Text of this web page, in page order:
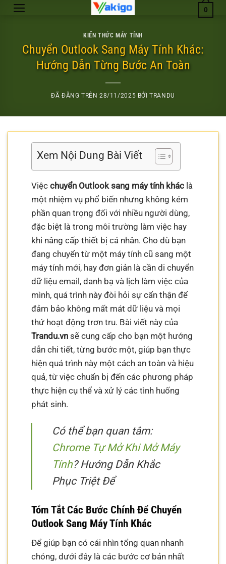
Chuyển
0
KIẾN THỨC MÁY TÍNH
Chuyển Outlook Sang Máy Tính Khác:
Hướng Dẫn Từng Bước An Toàn
ĐÃ ĐĂNG TRÊN28/11/2025 BỞITRANDU
Xem Nội Dung Bài Viết
Việcchuyển Outlook sang máy tính khác là
một nhiệm vụ phổ biến nhưng không kém
phần quan trọng đối với nhiều người dùng,
đặc biệt là trong môi trường làm việc hay
khi nâng cấp thiết bị cá nhân. Cho dù bạn
đang chuyển từ một máy tính cũ sang một
máy tính mới, hay đơn giản là cần di chuyển
dữ liệu email, danh bạ và lịch làm việc của
mình, quá trình này đòi hỏi sự cẩn thận để
đảm bảo không mất mát dữ liệu và mọi
thứ hoạt động trơn tru. Bài viết này của
Trandu.vn sẽ cung cấp cho bạn một hướng
dẫn chi tiết, từng bước một, giúp bạn thực
hiện quá trình này một cách an toàn và hiệu
quả, từ việc chuẩn bị đến các phương pháp
thực hiện cụ thể và xử lý các tình huống
phát sinh.
Có thể bạn quan tâm:
Chrome Tự Mở Khi Mở Máy
Tính? Hướng Dẫn Khắc
Phục Triệt Để
Tóm Tắt Các Bước Chính Để Chuyển
Outlook Sang Máy Tính Khác
Để giúp bạn có cái nhìn tổng quan nhanh
chóng, dưới đây là các bước cơ bản nhất